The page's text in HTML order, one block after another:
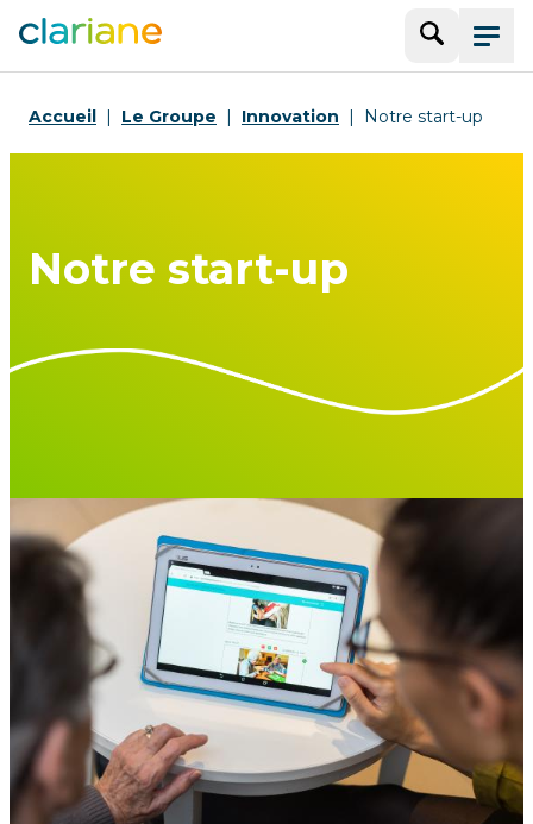
Menu
Accueil Le Groupe Innovation Notre start-up
Notre start-up